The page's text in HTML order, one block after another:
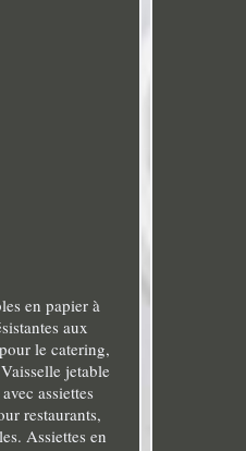
en papier à
aux
le catering,
jetable
assiettes
restaurants,
Assiettes en